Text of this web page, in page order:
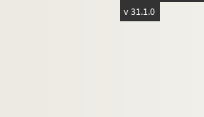
v 31.1.0